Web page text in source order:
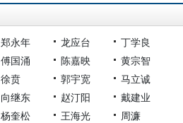
郑永年 龙应台
丁学良
傅国涌 陈嘉映
黄宗智
徐贲 郭宇宽
马立诚
向继东 赵汀阳
戴建业
杨奎松 王海光
周濂